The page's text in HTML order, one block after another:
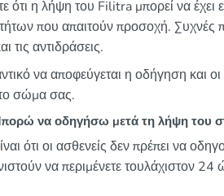
ότι η λήψη του Filitra μπορεί να έχει
που απαιτούν προσοχή. Συχνές
τις αντιδράσεις.
να αποφεύγεται η οδήγηση και
σώμα σας.
να οδηγήσω μετά τη λήψη του
ότι οι ασθενείς δεν πρέπει να
να περιμένετε τουλάχιστον